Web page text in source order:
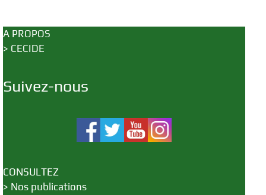
A PROPOS
> CECIDE
Suivez-nous
CONSULTEZ
> Nos publications